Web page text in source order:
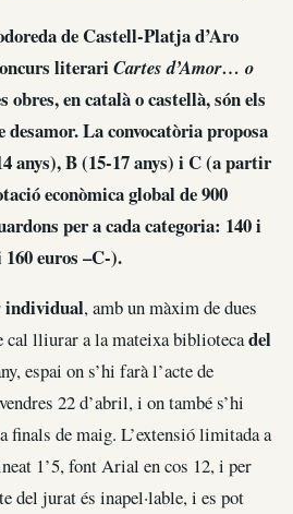
de Castell-Platja d’Aro
literariCartes d’Amor… o
obres, en català o castellà, són els
desamor. La convocatòria proposa
anys), B (15-17 anys) i C (a partir
econòmica global de 900
per a cada categoria: 140 i
euros –C-).
individual, amb un màxim de dues
cal lliurar a la mateixa bibliotecadel
espai on s’hi farà l’acte de
22 d’abril, i on també s’hi
finals de maig. L’extensió limitada a
1’5, font Arial en cos 12, i per
del jurat és inapel·lable, i es pot